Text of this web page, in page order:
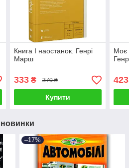
Книга І наостанок. Генрі
Марш
333₴ 370 ₴
Купити
Моє
новинки
–17%